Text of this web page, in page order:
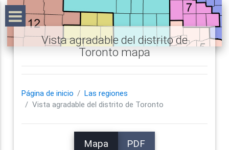
Vista agradable del distrito de
Toronto mapa
Página de inicio
Las regiones
Vista agradable del distrito de Toronto
Mapa PDF